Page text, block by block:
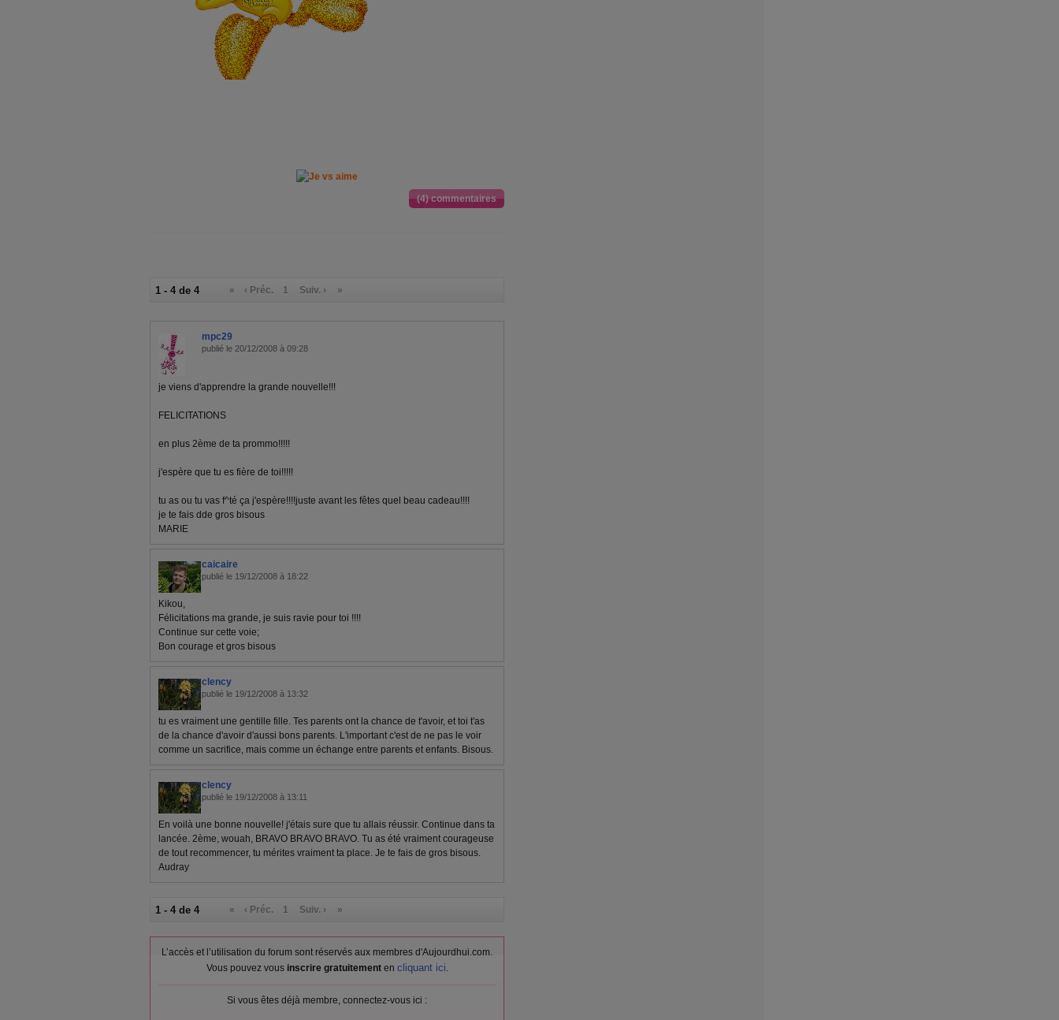
(4) commentaires
1 - 4 de 4 « ‹ Préc. 1 Suiv. › »
mpc29
publié le 20/12/2008 à 09:28
je viens d'apprendre la grande nouvelle!!!
FELICITATIONS
en plus 2ème de ta prommo!!!!!
j'espère que tu es fière de toi!!!!!
tu as ou tu vas f^té ça j'espère!!!!juste avant les fêtes quel beau cadeau!!!!
je te fais dde gros bisous
MARIE
caicaire
publié le 19/12/2008 à 18:22
Kikou,
Félicitations ma grande, je suis ravie pour toi !!!!
Continue sur cette voie;
Bon courage et gros bisous
clency
publié le 19/12/2008 à 13:32
tu es vraiment une gentille fille. Tes parents ont la chance de t'avoir, et toi t'as
de la chance d'avoir d'aussi bons parents. L'important c'est de ne pas le voir
comme un sacrifice, mais comme un échange entre parents et enfants. Bisous.
clency
publié le 19/12/2008 à 13:11
En voilà une bonne nouvelle! j'étais sure que tu allais réussir. Continue dans ta
lancée. 2ème, wouah, BRAVO BRAVO BRAVO. Tu as été vraiment courageuse
de tout recommencer, tu mérites vraiment ta place. Je te fais de gros bisous.
Audray
1 - 4 de 4 « ‹ Préc. 1 Suiv. › »
L’accès et l’utilisation du forum sont réservés aux membres d'Aujourdhui.com.
Vous pouvez vous inscrire gratuitementen cliquant ici.
Si vous êtes déjà membre, connectez-vous ici :